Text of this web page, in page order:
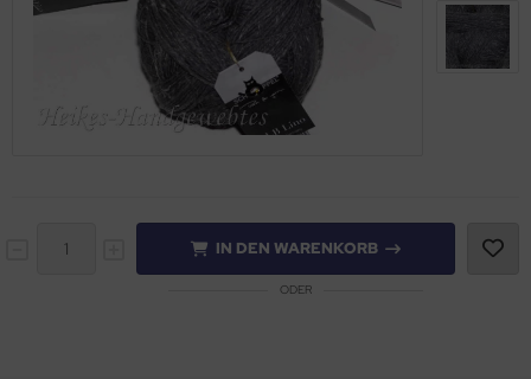
IN DEN WARENKORB
ODER